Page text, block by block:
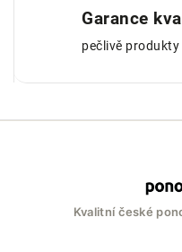
Garance
pečlivě
Kvalitní české